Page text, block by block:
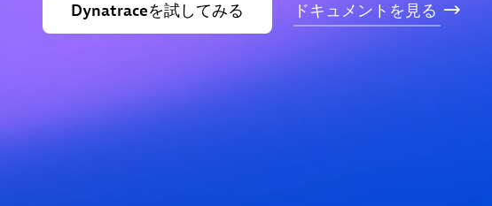
Dynatraceを試してみる ドキュメントを見る